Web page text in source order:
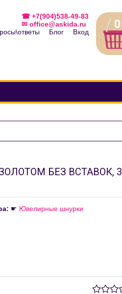
0
☎ +7(904)538-49-83
✉ office@askida.ru
Блог Вход
БЕЗ ВСТАВОК, 3
☛ Ювелирные шнурки